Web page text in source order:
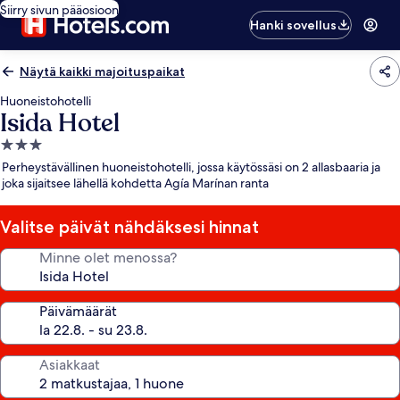
Siirry sivun pääosioon
Hanki sovellus
Näytä kaikki majoituspaikat
Huoneistohotelli
Isida Hotel
3.0
tähden
majoituspaikka
Perheystävällinen huoneistohotelli, jossa käytössäsi on 2 allasbaaria ja
joka sijaitsee lähellä kohdetta Agía Marínan ranta
Valitse päivät nähdäksesi hinnat
Minne olet menossa?
Päivämäärät
Asiakkaat